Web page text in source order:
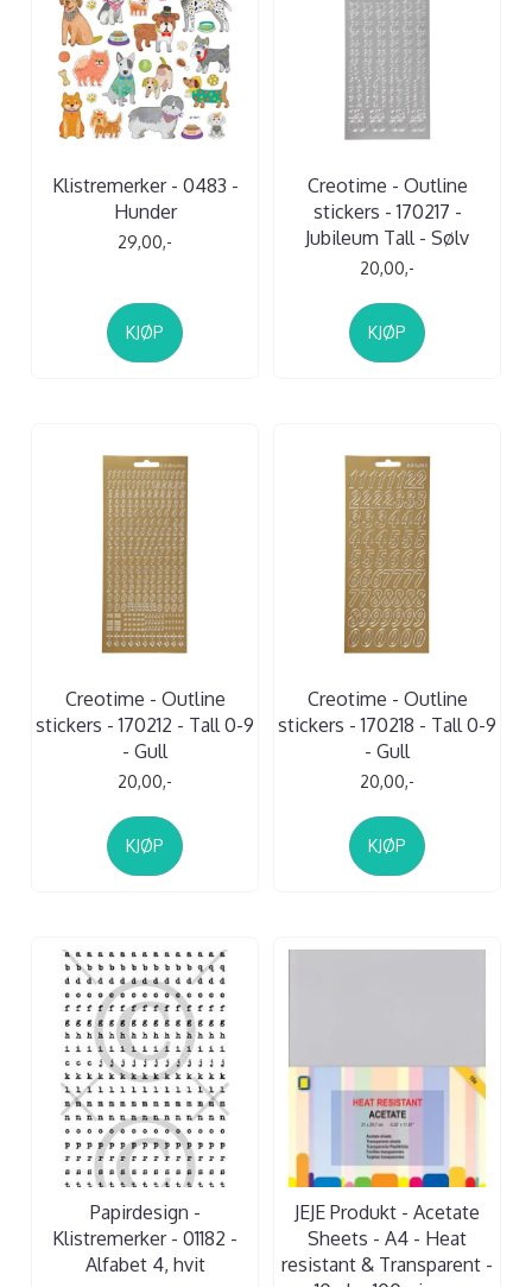
Klistremerker - 0483 -
Hunder
29,00,-
KJØP
Creotime - Outline
stickers - 170217 -
Jubileum Tall - Sølv
20,00,-
KJØP
Creotime - Outline
stickers - 170212 - Tall 0-9
- Gull
20,00,-
KJØP
Creotime - Outline
stickers - 170218 - Tall 0-9
- Gull
20,00,-
KJØP
Papirdesign -
Klistremerker - 01182 -
Alfabet 4, hvit
JEJE Produkt - Acetate
Sheets - A4 - Heat
resistant & Transparent -